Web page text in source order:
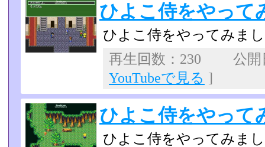
ひよこ侍をやっ
ひよこ侍をやってみま
再生回数：230 公
YouTubeで見る ]
ひよこ侍をやっ
ひよこ侍をやってみま